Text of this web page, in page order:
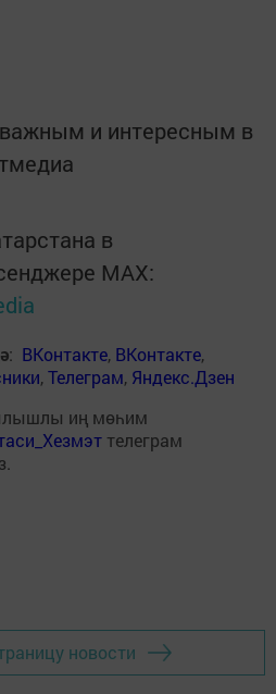
и интересным в
в
MАХ:
: ВКонтакте, ВКонтакте,
,Телеграм, Яндекс.Дзен
иң мөһим
телеграм
новости